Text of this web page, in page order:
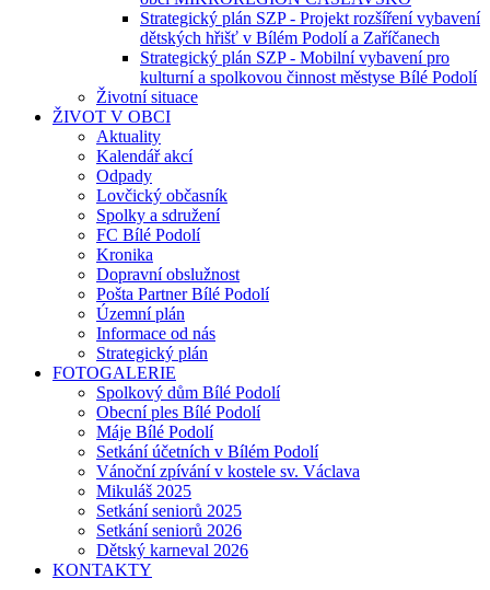
Strategický plán SZP - Projekt rozšíření vybavení
dětských hřišť v Bílém Podolí a Zaříčanech
Strategický plán SZP - Mobilní vybavení pro
kulturní a spolkovou činnost městyse Bílé Podolí
Životní situace
ŽIVOT V OBCI
Aktuality
Kalendář akcí
Odpady
Lovčický občasník
Spolky a sdružení
FC Bílé Podolí
Kronika
Dopravní obslužnost
Pošta Partner Bílé Podolí
Územní plán
Informace od nás
Strategický plán
FOTOGALERIE
Spolkový dům Bílé Podolí
Obecní ples Bílé Podolí
Máje Bílé Podolí
Setkání účetních v Bílém Podolí
Vánoční zpívání v kostele sv. Václava
Mikuláš 2025
Setkání seniorů 2025
Setkání seniorů 2026
Dětský karneval 2026
KONTAKTY